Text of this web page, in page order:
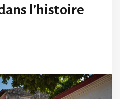
l’histoire